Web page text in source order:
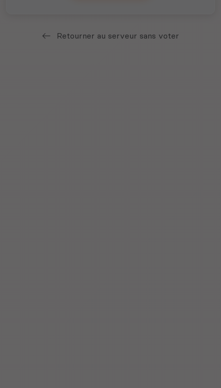
Retourner au serveur sans voter